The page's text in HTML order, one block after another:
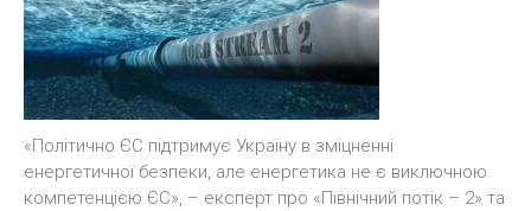
«Політично ЄС підтримує Україну в зміцненні
енергетичної безпеки, але енергетика не є виключною
компетенцією ЄС», – експерт про «Північний потік – 2» та